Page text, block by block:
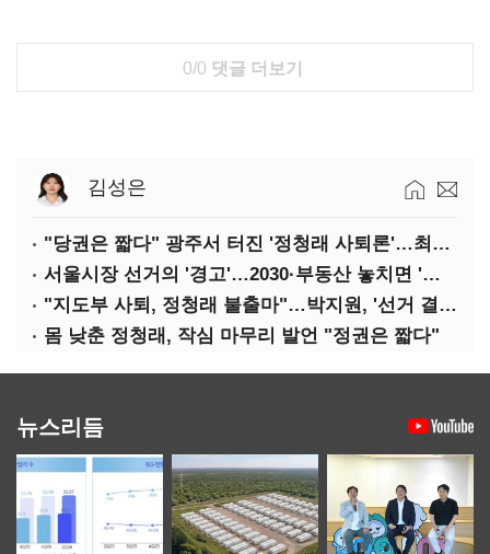
0/0 댓글 더보기
김성은
"당권은 짧다" 광주서 터진 '정청래 사퇴론'…최고위 '아수라장'
서울시장 선거의 '경고'…2030·부동산 놓치면 '총선도 대선도' 패배
"지도부 사퇴, 정청래 불출마"…박지원, '선거 결과 책임' 강조
몸 낮춘 정청래, 작심 마무리 발언 "정권은 짧다"
뉴스리듬